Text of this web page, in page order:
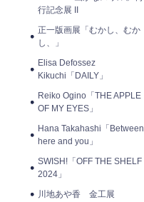
行記念展 II
正一版画展「むかし、むか
し、」
Elisa Defossez
Kikuchi「DAILY」
Reiko Ogino「THE APPLE
OF MY EYES」
Hana Takahashi「Between
here and you」
SWISH!「OFF THE SHELF
2024」
川地あや香 金工展